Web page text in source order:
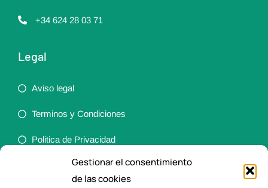
Gestionar el consentimiento
de las cookies
+34 624 28 03 71
Legal
Aviso legal
Terminos y Condiciones
Politica de Privacidad
Política de cookies (UE)